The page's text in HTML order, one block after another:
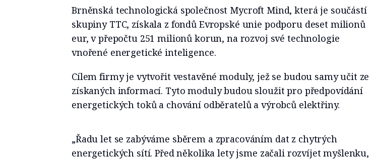
Brněnská technologická společnost Mycroft Mind, která je součástí
skupiny TTC, získala z fondů Evropské unie podporu deset milionů
eur, v přepočtu 251 milionů korun, na rozvoj své technologie
vnořené energetické inteligence.
Cílem firmy je vytvořit vestavěné moduly, jež se budou samy učit ze
získaných informací. Tyto moduly budou sloužit pro předpovídání
energetických toků a chování odběratelů a výrobců elektřiny.
„Řadu let se zabýváme sběrem a zpracováním dat z chytrých
energetických sítí. Před několika lety jsme začali rozvíjet myšlenku,